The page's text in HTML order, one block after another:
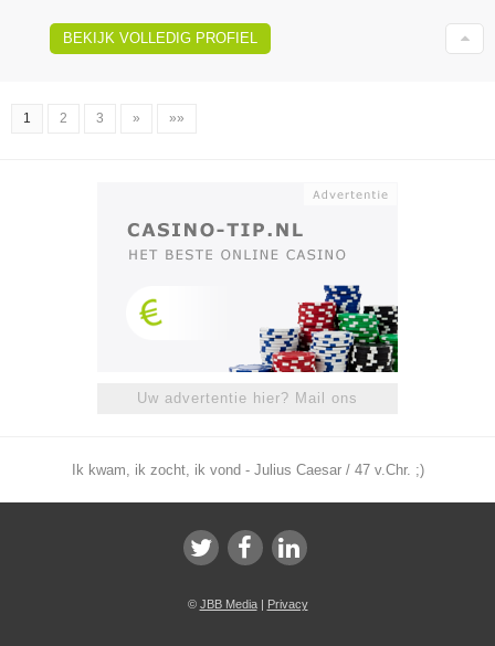
BEKIJK VOLLEDIG PROFIEL
1 2 3 » »»
Uw advertentie hier? Mail ons
Ik kwam, ik zocht, ik vond - Julius Caesar / 47 v.Chr. ;)
© JBB Media| Privacy